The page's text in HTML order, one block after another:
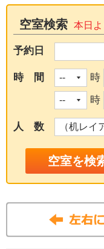
空室検索 本日
予約日
時 間 時
時
人 数